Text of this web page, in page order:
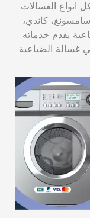
انواع الغسالات
كاندي،
يقدم خدماته
غسالة الضباعية